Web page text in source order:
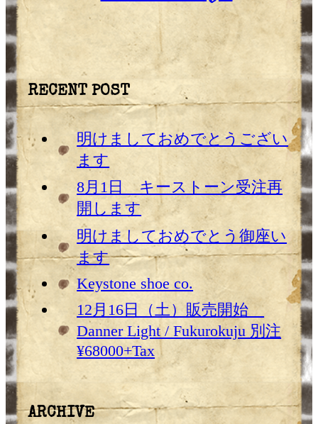
RECENT POST
明けましておめでとうござい
ます
8月1日 キーストーン受注再
開します
明けましておめでとう御座い
ます
Keystone shoe co.
12月16日（土）販売開始
Danner Light / Fukurokuju 別注
¥68000+Tax
ARCHIVE